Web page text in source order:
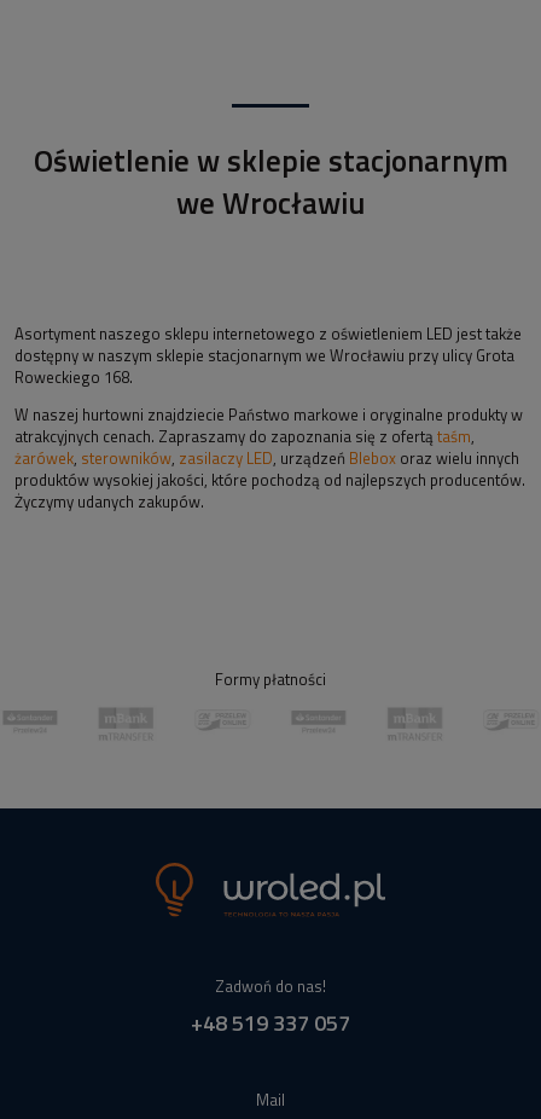
Oświetlenie w sklepie stacjonarnym
we Wrocławiu
Asortyment naszego sklepu internetowego z oświetleniem LED jest także
dostępny w naszym sklepie stacjonarnym we Wrocławiu przy ulicy Grota
Roweckiego 168.
W naszej hurtowni znajdziecie Państwo markowe i oryginalne produkty w
atrakcyjnych cenach. Zapraszamy do zapoznania się z ofertą taśm,
żarówek, sterowników, zasilaczy LED, urządzeń Blebox oraz wielu innych
produktów wysokiej jakości, które pochodzą od najlepszych producentów.
Życzymy udanych zakupów.
Formy płatności
Zadwoń do nas!
+48 519 337 057
Mail